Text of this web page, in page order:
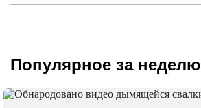
Популярное за неделю